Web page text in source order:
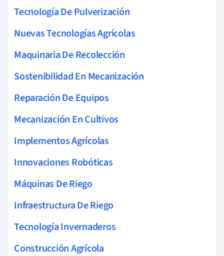
Tecnología De Pulverización
Nuevas Tecnologías Agrícolas
Maquinaria De Recolección
Sostenibilidad En Mecanización
Reparación De Equipos
Mecanización En Cultivos
Implementos Agrícolas
Innovaciones Robóticas
Máquinas De Riego
Infraestructura De Riego
Tecnología Invernaderos
Construcción Agrícola